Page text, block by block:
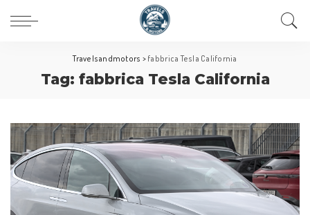
Travelsandmotors > fabbrica Tesla California
Tag: fabbrica Tesla California